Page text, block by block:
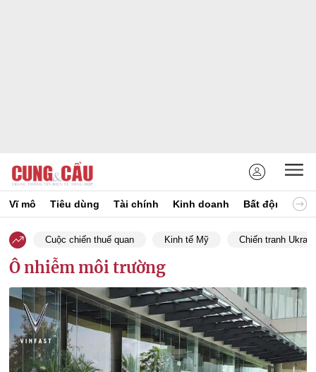
Vĩ mô Tiêu dùng Tài chính Kinh doanh Bất động sản
Cuộc chiến thuế quan Kinh tế Mỹ Chiến tranh
Ô nhiễm môi trường